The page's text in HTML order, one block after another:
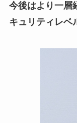
今後はより一層
キュリティレベ